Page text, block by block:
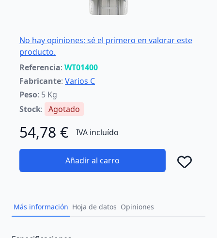
No hay opiniones; sé el primero en valorar este
producto.
Referencia: WT01400
Fabricante: Varios C
Peso: 5 Kg
Stock: Agotado
54,78 € IVA incluído
Añadir al carro
Más información Hoja de datos Opiniones